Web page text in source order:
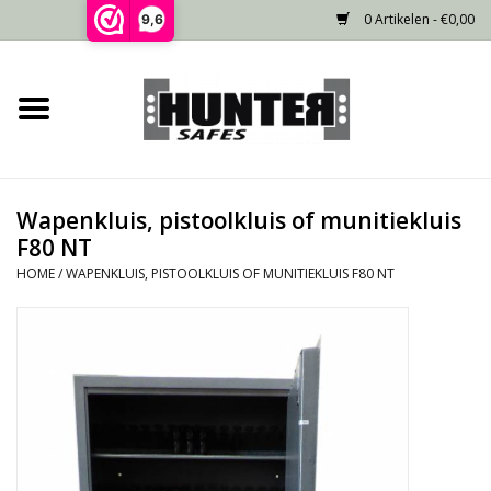
9,6 0 Artikelen - €0,00
Home
Gecertificeerd
Recente projecten
Wapenkluis, pistoolkluis of munitiekluis
F80 NT
HOME/WAPENKLUIS, PISTOOLKLUIS OF MUNITIEKLUIS F80 NT